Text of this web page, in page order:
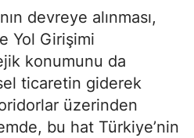
devreye alınması,
Yol Girişimi
konumunu da
ticaretin giderek
üzerinden
bu hat Türkiye’nin